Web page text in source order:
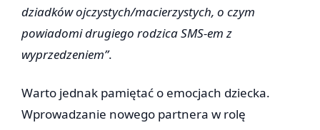
dziadków ojczystych/macierzystych, o czym
powiadomi drugiego rodzica SMS-em z
wyprzedzeniem”.
Warto jednak pamiętać o emocjach dziecka.
Wprowadzanie nowego partnera w rolę